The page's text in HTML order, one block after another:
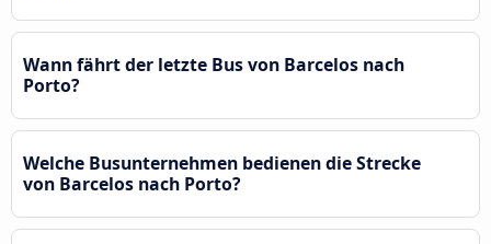
Wann fährt der letzte Bus von Barcelos nach
Porto?
Welche Busunternehmen bedienen die Strecke
von Barcelos nach Porto?